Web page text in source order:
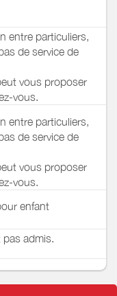
entre particuliers,
de service de
vous proposer
vous.
entre particuliers,
de service de
vous proposer
vous.
enfant
admis.